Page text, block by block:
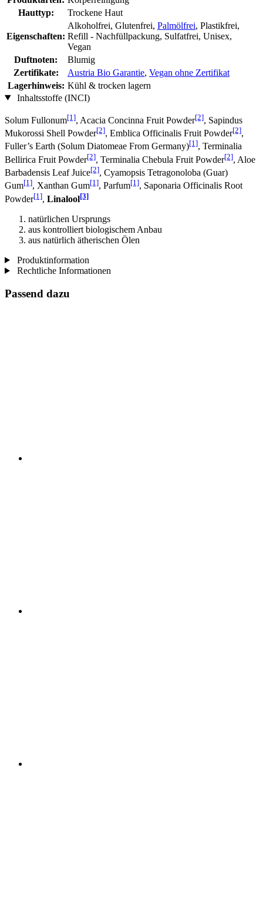
Hauttyp:
Trockene Haut
Eigenschaften:
Alkoholfrei, Glutenfrei, Palmölfrei, Plastikfrei,
Refill - Nachfüllpackung, Sulfatfrei, Unisex,
Vegan
Duftnoten:
Blumig
Zertifikate:
Austria Bio Garantie, Vegan ohne Zertifikat
Lagerhinweis: Kühl & trocken lagern
Inhaltsstoffe (INCI)
Solum Fullonum[1], Acacia Concinna Fruit Powder[2], Sapindus
Mukorossi Shell Powder[2], Emblica Officinalis Fruit Powder[2],
Fuller’s Earth (Solum Diatomeae From Germany)[1], Terminalia
Bellirica Fruit Powder[2], Terminalia Chebula Fruit Powder[2], Aloe
Barbadensis Leaf Juice[2], Cyamopsis Tetragonoloba (Guar)
Gum[1], Xanthan Gum[1], Parfum[1], Saponaria Officinalis Root
Powder[1], Linalool[3]
natürlichen Ursprungs
aus kontrolliert biologischem Anbau
aus natürlich ätherischen Ölen
Produktinformation
Rechtliche Informationen
Passend dazu